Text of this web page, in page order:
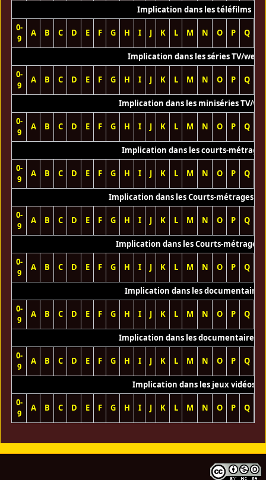
Implication dans les téléfilms
0-
9
A B C D E F G H I J K L M N O P Q
Implication dans les séries TV/web
0-
9
A B C D E F G H I J K L M N O P Q
Implication dans les miniséries TV/
0-
9
A B C D E F G H I J K L M N O P Q
Implication dans les courts-métrages
0-
9
A B C D E F G H I J K L M N O P Q
Implication dans les Courts-métrages
0-
9
A B C D E F G H I J K L M N O P Q
Implication dans les Courts-métrages
0-
9
A B C D E F G H I J K L M N O P Q
Implication dans les documentaires
0-
9
A B C D E F G H I J K L M N O P Q
Implication dans les documentaires
0-
9
A B C D E F G H I J K L M N O P Q
Implication dans les jeux vidéos
0-
9
A B C D E F G H I J K L M N O P Q